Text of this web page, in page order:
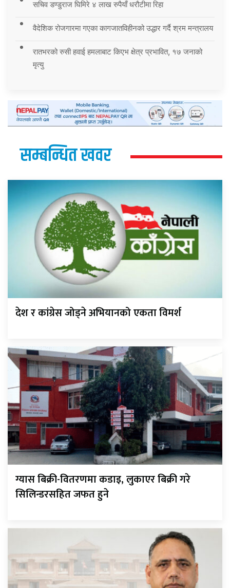
सचिव डण्डुराज घिमिरे ४ लाख रुपैयाँ धरौटीमा रिहा
वैदेशिक रोजगारमा गएका कागजातविहीनको उद्धार गर्दै श्रम मन्त्रालय
रातभरको रुसी हवाई हमलाबाट किएभ क्षेत्र प्रभावित, १७ जनाको
मृत्यु
सम्बन्धित खवर
देश र कांग्रेस जोड्ने अभियानको एकता विमर्श
ग्यास बिक्री-वितरणमा कडाइ, लुकाएर बिक्री गरे
सिलिन्डरसहित जफत हुने